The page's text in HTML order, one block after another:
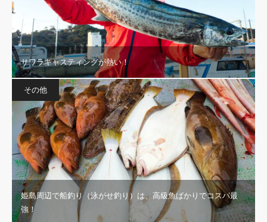
サワラキャスティングが熱い！
その他
姫島周辺で船釣り（泳がせ釣り）は、高級魚ばかりでコスパ最
強！